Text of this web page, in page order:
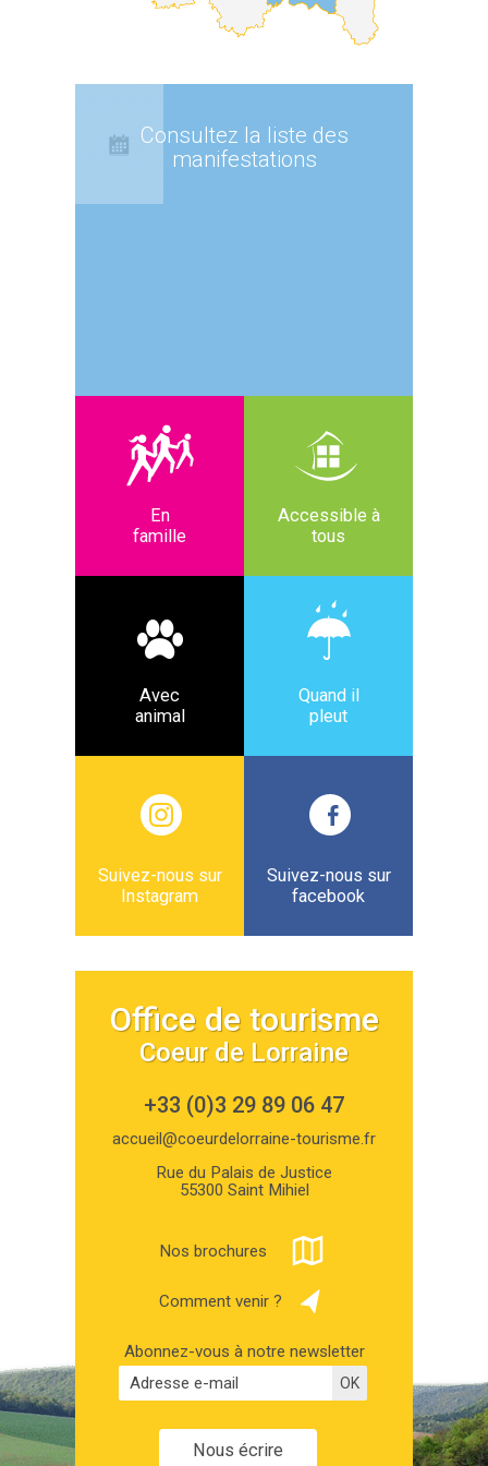
Consultez la liste des
manifestations
En
famille
Accessible à
tous
Avec
animal
Quand il
pleut
Suivez-nous sur
Instagram
Suivez-nous sur
facebook
Office de tourisme
Coeur de Lorraine
+33 (0)3 29 89 06 47
accueil@coeurdelorraine-tourisme.fr
Rue du Palais de Justice
55300 Saint Mihiel
Nos brochures
Comment venir ?
Abonnez-vous à notre newsletter
Nous écrire